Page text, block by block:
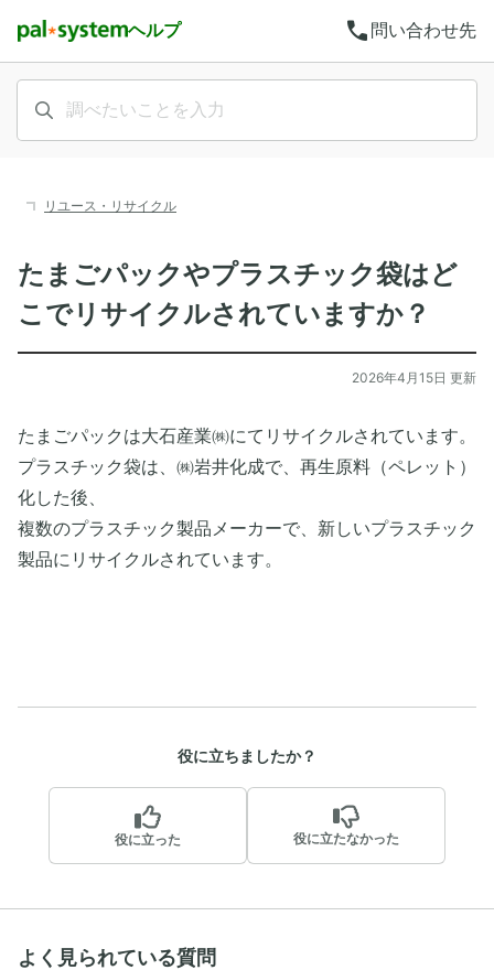
ヘルプ call 問い合わせ先
リユース・リサイクル
たまごパックやプラスチック袋はど
こでリサイクルされていますか？
2026年4月15日 更新
たまごパックは大石産業㈱にてリサイクルされています。
プラスチック袋は、㈱岩井化成で、再生原料（ペレット）
化した後、
複数のプラスチック製品メーカーで、新しいプラスチック
製品にリサイクルされています。
役に立ちましたか？
役に立った 役に立たなかった
よく見られている質問